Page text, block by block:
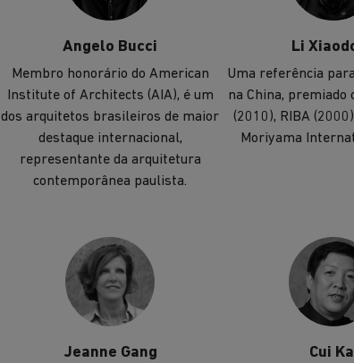
Angelo Bucci
Membro honorário do American
Institute of Architects (AIA), é um
dos arquitetos brasileiros de maior
destaque internacional,
representante da arquitetura
contemporânea paulista.
Li
Uma referência
na China, premiado
(2010), RIBA
Moriyama
Jeanne Gang Cui